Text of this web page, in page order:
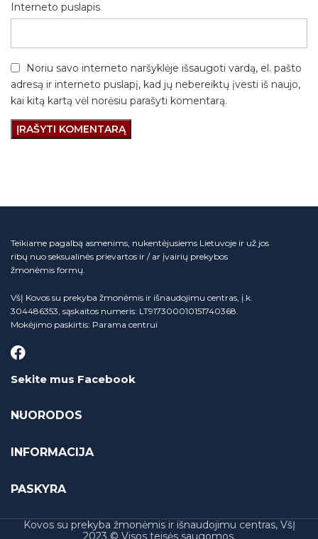
Interneto puslapis
Noriu savo interneto naršyklėje išsaugoti vardą, el. pašto
adresą ir interneto puslapį, kad jų nebereiktų įvesti iš naujo,
kai kitą kartą vėl norėsiu parašyti komentarą.
Teikiame pagalbą asmenims, nukentėjusiems Lietuvoje ir už jos
ribų nuo seksualinės prievartos ir / ar įvairių prekybos
žmonėmis formų.
VšĮ Kovos su prekyba žmonėmis ir išnaudojimu centras, į.k.
304486353, sąskaitos numeris: LT917300010151740368.
Mokėjimo paskirtis: Parama centrui
Sekite mus Facebook
NUORODOS
INFORMACIJA
PASKYRA
Kovos su prekyba žmonėmis ir išnaudojimu centras, VšĮ
2023 © Visos teisės saugomos.